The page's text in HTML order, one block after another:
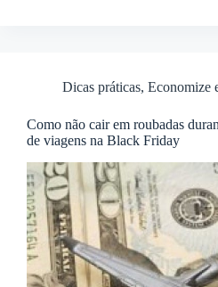
Dicas práticas, Economize
Como não cair em roubadas
de viagens na Black Friday